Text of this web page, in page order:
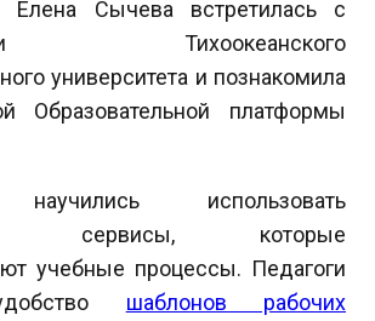
Елена Сычева встретилась с
Тихоокеанского
университета и познакомила
Образовательной платформы
научились использовать
сервисы, которые
учебные процессы. Педагоги
шаблонов рабочих